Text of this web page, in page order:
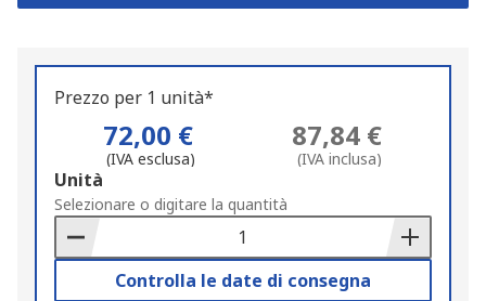
Prezzo per 1 unità*
72,00 €
(IVA esclusa)
87,84 €
(IVA inclusa)
Add
to
Basket
Unità
Selezionare o digitare la quantità
Controlla le date di consegna